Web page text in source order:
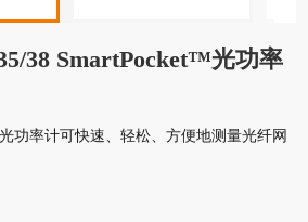
38 SmartPocket™光功率
功率计可快速、轻松、方便地测量光纤网